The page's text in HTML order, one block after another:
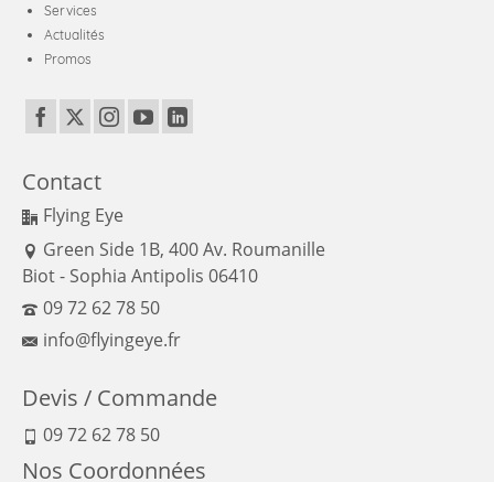
Services
Actualités
Promos
Contact
Flying Eye
Green Side 1B, 400 Av. Roumanille
Biot - Sophia Antipolis 06410
09 72 62 78 50
info@flyingeye.fr
Devis / Commande
09 72 62 78 50
Nos Coordonnées